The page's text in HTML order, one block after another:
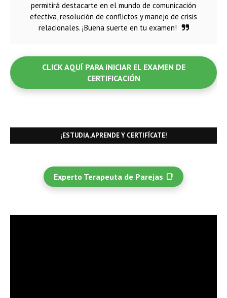
permitirá destacarte en el mundo de comunicación
efectiva, resolución de conflictos y manejo de crisis
relacionales. ¡Buena suerte en tu examen!
CLICK AQUÍ PARA INICIAR EL EXAMEN DE
CERTIFICACIÓN
¡ESTUDIA, APRENDE Y CERTIFÍCATE!
Experto Terapeuta de Parejas 📑